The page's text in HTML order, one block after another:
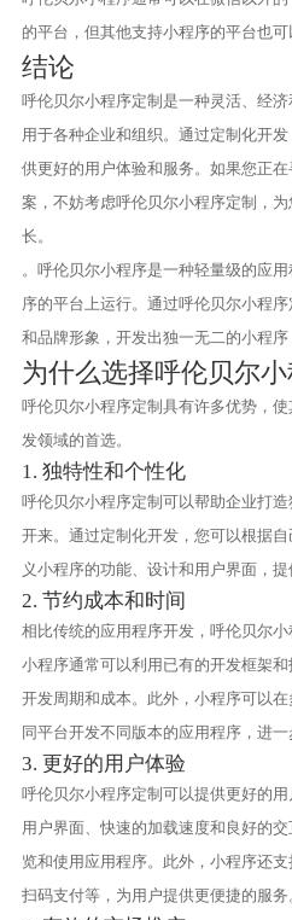
的平台，但其他支持小程序的平台也可
结论
呼伦贝尔小程序定制是一种灵活、经
用于各种企业和组织。通过定制化开
供更好的用户体验和服务。如果您正
案，不妨考虑呼伦贝尔小程序定制，
长。
。呼伦贝尔小程序是一种轻量级的应
序的平台上运行。通过呼伦贝尔小程
和品牌形象，开发出独一无二的小程序
为什么选择呼伦贝尔小
呼伦贝尔小程序定制具有许多优势，
发领域的首选。
1. 独特性和个性化
呼伦贝尔小程序定制可以帮助企业打
开来。通过定制化开发，您可以根据
义小程序的功能、设计和用户界面，提
2. 节约成本和时间
相比传统的应用程序开发，呼伦贝尔
小程序通常可以利用已有的开发框架
开发周期和成本。此外，小程序可以
同平台开发不同版本的应用程序，进一
3. 更好的用户体验
呼伦贝尔小程序定制可以提供更好的
用户界面、快速的加载速度和良好的
览和使用应用程序。此外，小程序还支
扫码支付等，为用户提供更便捷的服务